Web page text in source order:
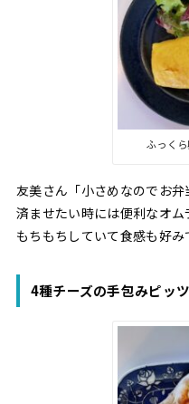
ふっく
友美さん「小さめなのでお
済ませたい時には便利なオム
もちもちしていて食感も好み
4種チーズの手包みピッ